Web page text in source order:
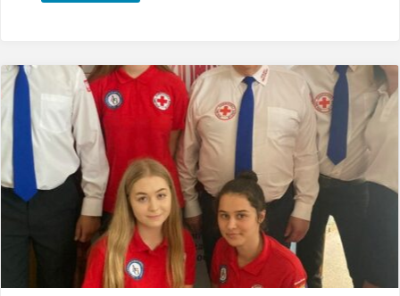
„Młoda
Krew
Ratuje
Życie”"